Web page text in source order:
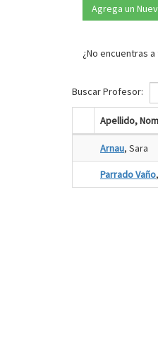
Agrega un
¿No encuentras
Buscar Profesor:
Apellido,
Arnau, Sara
Parrado Vaño